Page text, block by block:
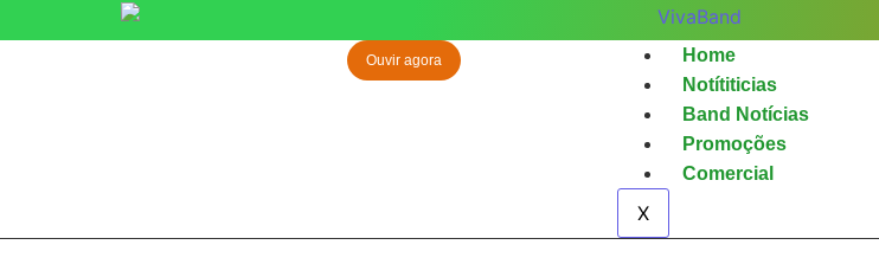
Home
Notítiticias
Band Notícias
Promoções
Comercial
X
Ouvir agora